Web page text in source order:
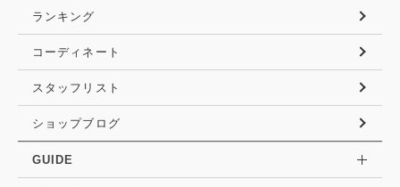
ランキング
コーディネート
スタッフリスト
ショップブログ
GUIDE